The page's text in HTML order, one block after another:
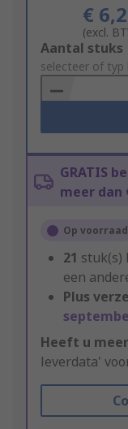
€
(excl.
Add
to
Basket
Aantal stuks
selecteer of typ
GRATIS
meer dan
Op voorraad
21 stuk(s)
een
Plus
Heeft u
leverdata'